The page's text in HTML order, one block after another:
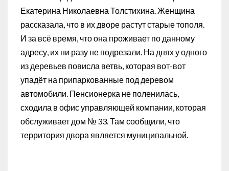
Екатерина Николаевна Толстихина. Женщина
рассказала, что в их дворе растут старые тополя.
И за всё время, что она проживает по данному
адресу, их ни разу не подрезали. На днях у одного
из деревьев повисла ветвь, которая вот-вот
упадёт на припаркованные под деревом
автомобили. Пенсионерка не поленилась,
сходила в офис управляющей компании, которая
обслуживает дом № 33. Там сообщили, что
территория двора является муниципальной.